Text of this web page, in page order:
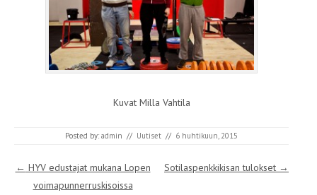
Kuvat Milla Vahtila
Posted by: admin // Uutiset // 6 huhtikuun, 2015
Post navigation
← HYV edustajat mukana Lopen
voimapunnerruskisoissa
Sotilaspenkkikisan tulokset →